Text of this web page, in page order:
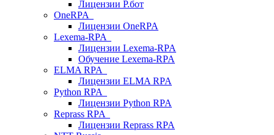
Лицензии Р.бот
OneRPA
Лицензии OneRPA
Lexema-RPA
Лицензии Lexema-RPA
Обучение Lexema-RPA
ELMA RPA
Лицензии ELMA RPA
Python RPA
Лицензии Python RPA
Reprass RPA
Лицензии Reprass RPA